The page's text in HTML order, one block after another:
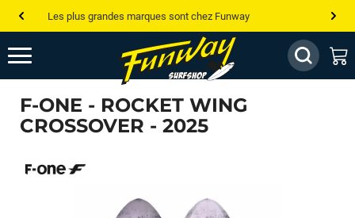
Les plus grandes marques sont chez Funway
Jusqu’à -75% de remise sur le windsurf, wingfoil, etc...
💰 Meilleur prix garanti — Moins cher ailleurs ? On s’aligne !
Besoin de conseils de pro ? Appelle nous !
F-ONE - ROCKET WING
CROSSOVER - 2025